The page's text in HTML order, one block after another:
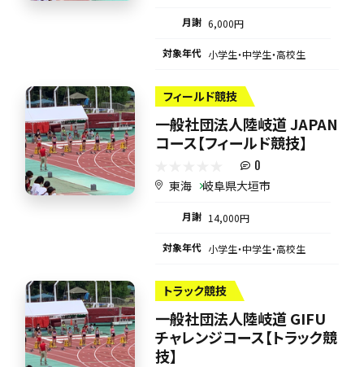
月謝 6,000円
対象年代 小学生・中学生・高校生
フィールド競技
一般社団法人陸岐道 JAPAN
コース【フィールド競技】
0
東海 岐阜県大垣市
月謝 14,000円
対象年代 小学生・中学生・高校生
トラック競技
一般社団法人陸岐道 GIFU
チャレンジコース【トラック競
技】